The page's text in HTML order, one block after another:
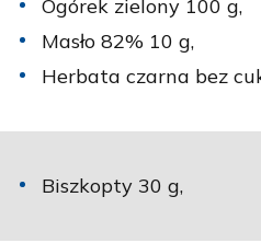
Ogórek zielony 100 g,
Masło 82% 10 g,
Herbata czarna bez
Biszkopty 30 g,